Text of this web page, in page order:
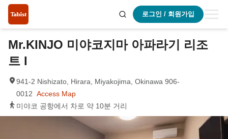
로그인 / 회원가입
Mr.KINJO 미야코지마 아파라기 리조
트 I
941-2 Nishizato, Hirara, Miyakojima, Okinawa 906-
0012 Access Map
미야코 공항에서 차로 약 10분 거리